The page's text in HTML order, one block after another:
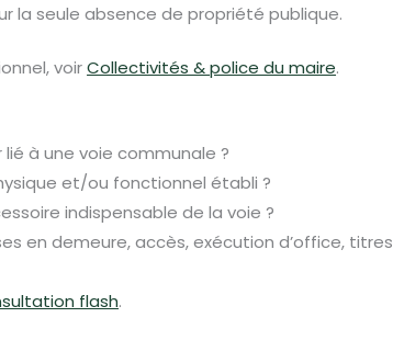
la seule absence de propriété publique.
voirCollectivités & police du maire.
à une voie communale ?
et/ou fonctionnel établi ?
indispensable de la voie ?
en demeure, accès, exécution d’office, titres
flash.